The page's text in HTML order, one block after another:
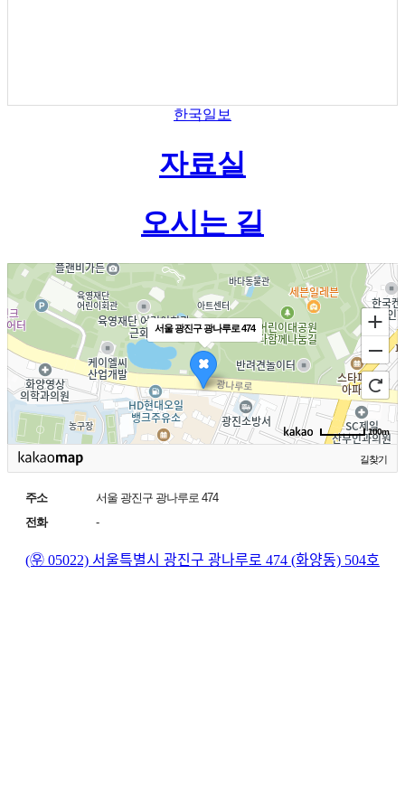
한국일보
자료실
오시는 길
서울 광진구 광나루로 474
100m
길찾기
주소
서울 광진구 광나루로 474
전화
-
(㉾ 05022) 서울특별시 광진구 광나루로 474 (화양동) 504호